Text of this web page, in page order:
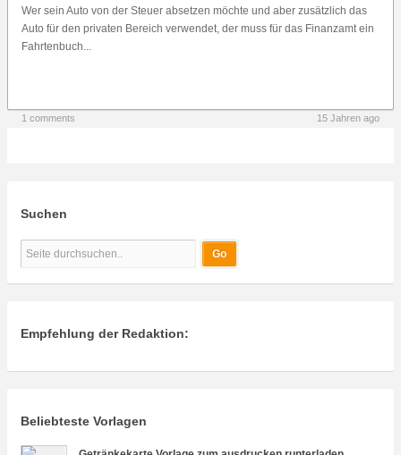
Wer sein Auto von der Steuer absetzen möchte und aber zusätzlich das
Auto für den privaten Bereich verwendet, der muss für das Finanzamt ein
Fahrtenbuch...
1 comments 15 Jahren ago
Suchen
Empfehlung der Redaktion:
Beliebteste Vorlagen